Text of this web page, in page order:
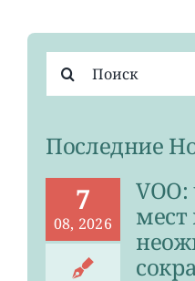
поиска:
Последние
7
08, 2026